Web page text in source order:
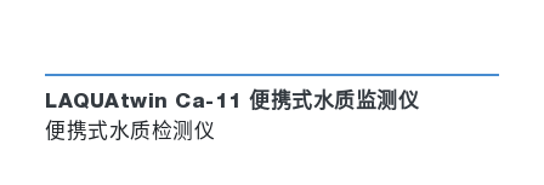
LAQUAtwin Ca-11 便携式水质监测仪
便携式水质检测仪